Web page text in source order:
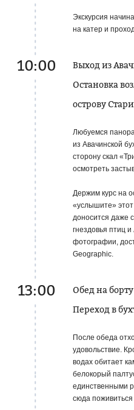
Экскурсия
на катер и
10:00
Выход из
Остановка
острову
Любуемся
из Авачинской
сторону скал
осмотреть
Держим курс на
«услышите» этот
доносится даже
гнездовья птиц
фотографии,
Geographic.
13:00
Обед на
Переход в
После обеда
удовольствие.
водах обитает
белокорый
единственными
сюда поживиться